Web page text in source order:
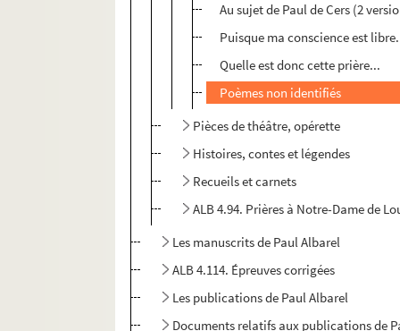
Au sujet de Paul de Cers (2
Puisque ma conscience est
Quelle est donc cette prière...
Poèmes non identifiés
Pièces de théâtre, opérette
Histoires, contes et légendes
Recueils et carnets
ALB 4.94. Prières à Notre-Dame de
Les manuscrits de Paul Albarel
ALB 4.114. Épreuves corrigées
Les publications de Paul Albarel
Documents relatifs aux publications de